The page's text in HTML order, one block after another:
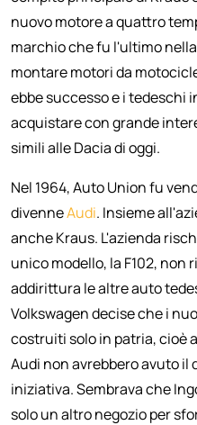
nuovo motore a quattro
marchio che fu l'ultimo
montare motori da
ebbe successo e i tedeschi
acquistare con grande
simili alle Dacia di oggi.
Nel 1964, Auto Union fu
divenneAudi. Insieme
anche Kraus. L'azienda
unico modello, la F102, non
addirittura le altre auto
Volkswagen decise che i
costruiti solo in patria, cioè
Audi non avrebbero avuto il
iniziativa. Sembrava che
solo un altro negozio per